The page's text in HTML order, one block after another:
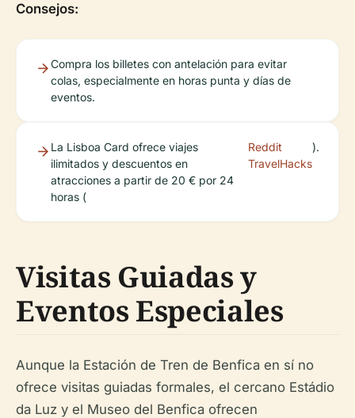
Consejos:
Compra los billetes con antelación para evitar
colas, especialmente en horas punta y días de
eventos.
La Lisboa Card ofrece viajes
ilimitados y descuentos en
atracciones a partir de 20 € por 24
horas (
Reddit
TravelHacks
).
Visitas Guiadas y
Eventos Especiales
Aunque la Estación de Tren de Benfica en sí no
ofrece visitas guiadas formales, el cercano Estádio
da Luz y el Museo del Benfica ofrecen